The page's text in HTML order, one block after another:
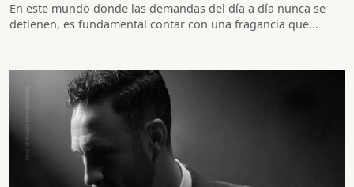
En este mundo donde las demandas del día a día nunca se
detienen, es fundamental contar con una fragancia que...